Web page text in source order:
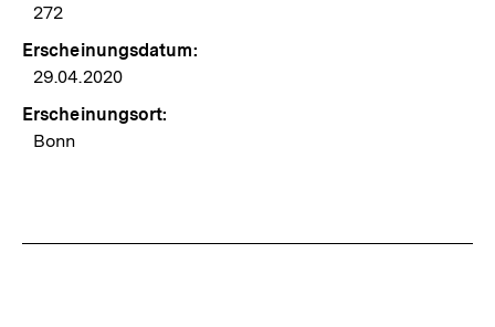
272
Erscheinungsdatum:
29.04.2020
Erscheinungsort:
Bonn